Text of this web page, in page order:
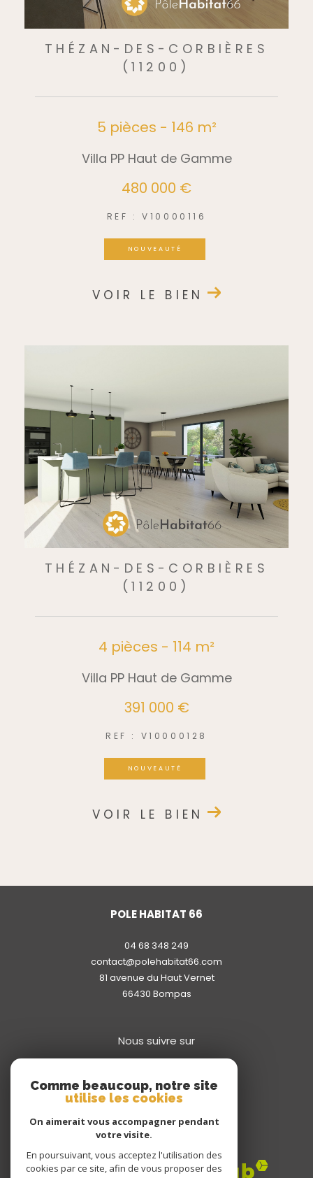
THÉZAN-DES-CORBIÈRES
(11200)
5 pièces - 146 m²
Villa PP Haut de Gamme
480 000 €
REF : V10000116
NOUVEAUTÉ
VOIR LE BIEN
THÉZAN-DES-CORBIÈRES
(11200)
4 pièces - 114 m²
Villa PP Haut de Gamme
391 000 €
REF : V10000128
NOUVEAUTÉ
VOIR LE BIEN
POLE HABITAT 66
04 68 348 249
contact@polehabitat66.com
81 avenue du Haut Vernet
66430
bompas
Nous suivre sur
Adhérents
Comme beaucoup, notre site
utilise les cookies
On aimerait vous accompagner pendant
votre visite.
En poursuivant, vous acceptez l'utilisation des
cookies par ce site, afin de vous proposer des